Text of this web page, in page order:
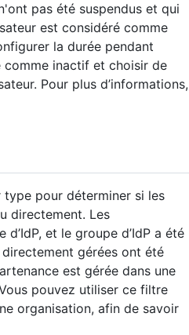
pas été suspendus et qui
est considéré comme
la durée pendant
inactif et choisir de
Pour plus d’informations,
type pour déterminer si les
directement. Les
et le groupe d’IdP a été
directement gérées ont été
est gérée dans une
pouvez utiliser ce filtre
organisation, afin de savoir